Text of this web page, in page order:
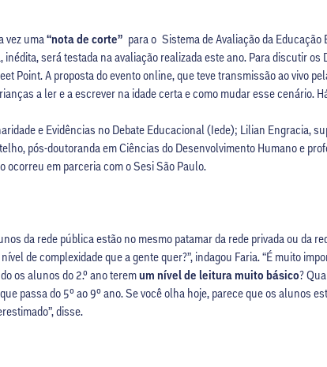
vez uma“nota de corte” para o Sistema de Avaliação da
será testada na avaliação realizada este ano. Para discutir os
Point. A proposta do evento online, que teve transmissão ao vivo
a ler e a escrever na idade certa e como mudar esse cenário.
e Evidências no Debate Educacional (Iede); Lilian Engracia,
pós-doutoranda em Ciências do Desenvolvimento Humano e
ocorreu em parceria com o Sesi São Paulo.
da rede pública estão no mesmo patamar da rede privada ou da
de complexidade que a gente quer?”, indagou Faria. “É muito
os alunos do 2.º ano teremum nível de leitura muito básico?
passa do 5º ao 9º ano. Se você olha hoje, parece que os alunos
disse.